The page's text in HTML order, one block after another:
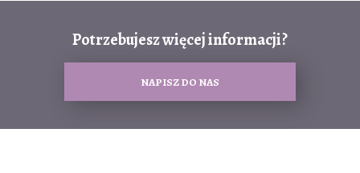
Potrzebujesz więcej informacji?
NAPISZ DO NAS